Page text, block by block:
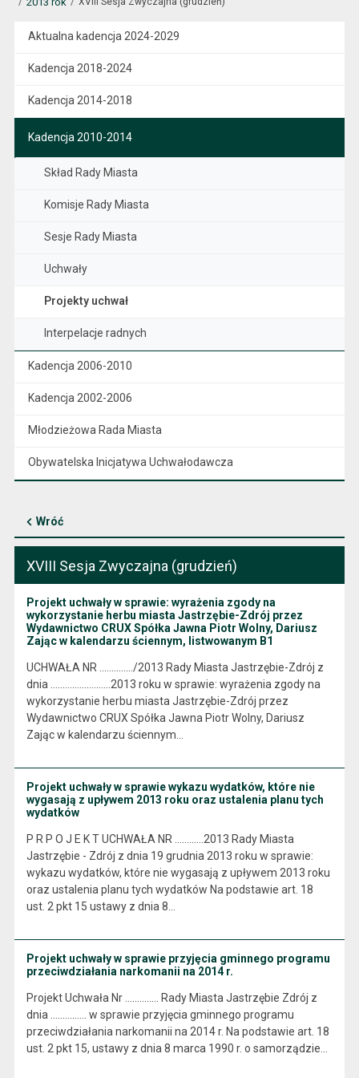
Aktualna kadencja 2024-2029
Kadencja 2018-2024
Kadencja 2014-2018
Kadencja 2010-2014
Skład Rady Miasta
Komisje Rady Miasta
Sesje Rady Miasta
Uchwały
Projekty uchwał
Interpelacje radnych
Kadencja 2006-2010
Kadencja 2002-2006
Młodzieżowa Rada Miasta
Obywatelska Inicjatywa Uchwałodawcza
Wróć
XVIII Sesja Zwyczajna (grudzień)
Projekt uchwały w sprawie: wyrażenia zgody na
wykorzystanie herbu miasta Jastrzębie-Zdrój przez
Wydawnictwo CRUX Spółka Jawna Piotr Wolny, Dariusz
Zając w kalendarzu ściennym, listwowanym B1
UCHWAŁA NR ............../2013 Rady Miasta Jastrzębie-Zdrój z
dnia …………..………..2013 roku w sprawie: wyrażenia zgody na
wykorzystanie herbu miasta Jastrzębie-Zdrój przez
Wydawnictwo CRUX Spółka Jawna Piotr Wolny, Dariusz
Zając w kalendarzu ściennym…
Projekt uchwały w sprawie wykazu wydatków, które nie
wygasają z upływem 2013 roku oraz ustalenia planu tych
wydatków
P R P O J E K T UCHWAŁA NR ………...2013 Rady Miasta
Jastrzębie - Zdrój z dnia 19 grudnia 2013 roku w sprawie:
wykazu wydatków, które nie wygasają z upływem 2013 roku
oraz ustalenia planu tych wydatków Na podstawie art. 18
ust. 2 pkt 15 ustawy z dnia 8…
Projekt uchwały w sprawie przyjęcia gminnego programu
przeciwdziałania narkomanii na 2014 r.
Projekt Uchwała Nr .............. Rady Miasta Jastrzębie Zdrój z
dnia ............... w sprawie przyjęcia gminnego programu
przeciwdziałania narkomanii na 2014 r. Na podstawie art. 18
ust. 2 pkt 15, ustawy z dnia 8 marca 1990 r. o samorządzie…